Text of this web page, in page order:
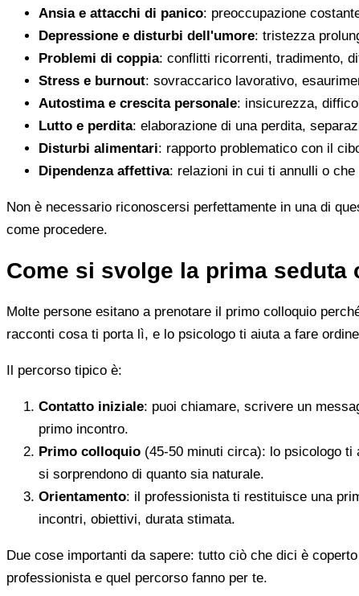
Ansia e attacchi di panico: preoccupazione
Depressione e disturbi dell'umore: tristezza
Problemi di coppia: conflitti ricorrenti, tradimento,
Stress e burnout: sovraccarico lavorativo,
Autostima e crescita personale: insicurezza,
Lutto e perdita: elaborazione di una perdita,
Disturbi alimentari: rapporto problematico con il
Dipendenza affettiva: relazioni in cui ti annulli o
Non è necessario riconoscersi perfettamente in una di
come procedere.
Come si svolge la prima seduta
Molte persone esitano a prenotare il primo colloquio
racconti cosa ti porta lì, e lo psicologo ti aiuta a fare
Il percorso tipico è:
Contatto iniziale: puoi chiamare, scrivere un
primo incontro.
Primo colloquio (45-50 minuti circa): lo psicologo ti
si sorprendono di quanto sia naturale.
Orientamento: il professionista ti restituisce una
incontri, obiettivi, durata stimata.
Due cose importanti da sapere: tutto ciò che dici è
professionista e quel percorso fanno per te.